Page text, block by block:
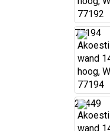
77194
20449